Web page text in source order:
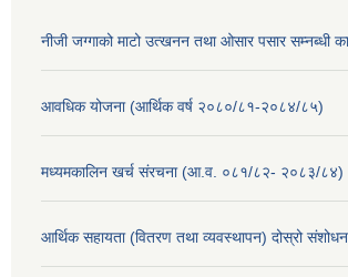
नीजी जग्गाको माटो उत्खनन तथा ओसार पसार सम्नब्धी
आवधिक योजना (आर्थिक वर्ष २०८०/८१-२०८४/८५)
मध्यमकालिन खर्च संरचना (आ.व. ०८१/८२- २०८३/८४)
आर्थिक सहायता (वितरण तथा व्यवस्थापन) दोस्रो